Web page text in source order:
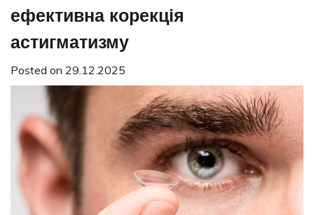
ефективна корекція
астигматизму
Posted on 29.12.2025